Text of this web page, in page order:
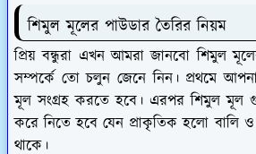
শিমুল মূলের পাউডার তৈরির নিয়ম
প্রিয় বন্ধুরা এখন আমরা জানবো শিমুল
সম্পর্কে তো চলুন জেনে নিন। প্রথমে
মূল সংগ্রহ করতে হবে। এরপর শিমুল মূল
করে নিতে হবে যেন প্রাকৃতিক হলো বালি
থাকে।